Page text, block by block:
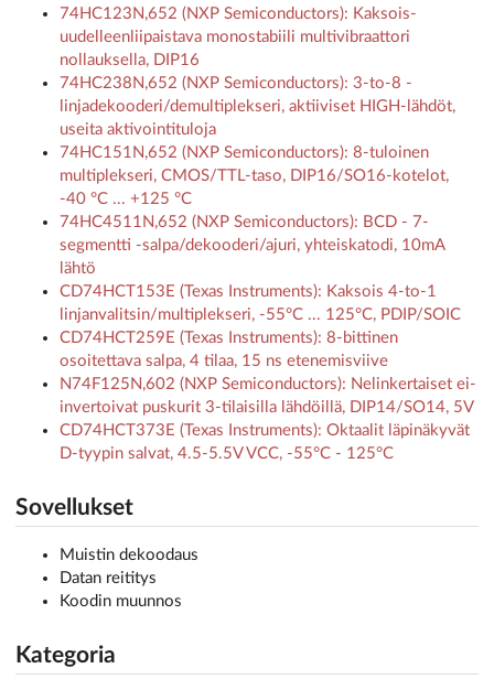
74HC123N,652 (NXP Semiconductors): Kaksois-
uudelleenliipaistava monostabiili multivibraattori
nollauksella, DIP16
74HC238N,652 (NXP Semiconductors): 3-to-8 -
linjadekooderi/demultiplekseri, aktiiviset HIGH-lähdöt,
useita aktivointituloja
74HC151N,652 (NXP Semiconductors): 8-tuloinen
multiplekseri, CMOS/TTL-taso, DIP16/SO16-kotelot,
-40 °C ... +125 °C
74HC4511N,652 (NXP Semiconductors): BCD - 7-
segmentti -salpa/dekooderi/ajuri, yhteiskatodi, 10mA
lähtö
CD74HCT153E (Texas Instruments): Kaksois 4-to-1
linjanvalitsin/multiplekseri, -55°C ... 125°C, PDIP/SOIC
CD74HCT259E (Texas Instruments): 8-bittinen
osoitettava salpa, 4 tilaa, 15 ns etenemisviive
N74F125N,602 (NXP Semiconductors): Nelinkertaiset ei-
invertoivat puskurit 3-tilaisilla lähdöillä, DIP14/SO14, 5V
CD74HCT373E (Texas Instruments): Oktaalit läpinäkyvät
D-tyypin salvat, 4.5-5.5V VCC, -55°C - 125°C
Sovellukset
Muistin dekoodaus
Datan reititys
Koodin muunnos
Kategoria